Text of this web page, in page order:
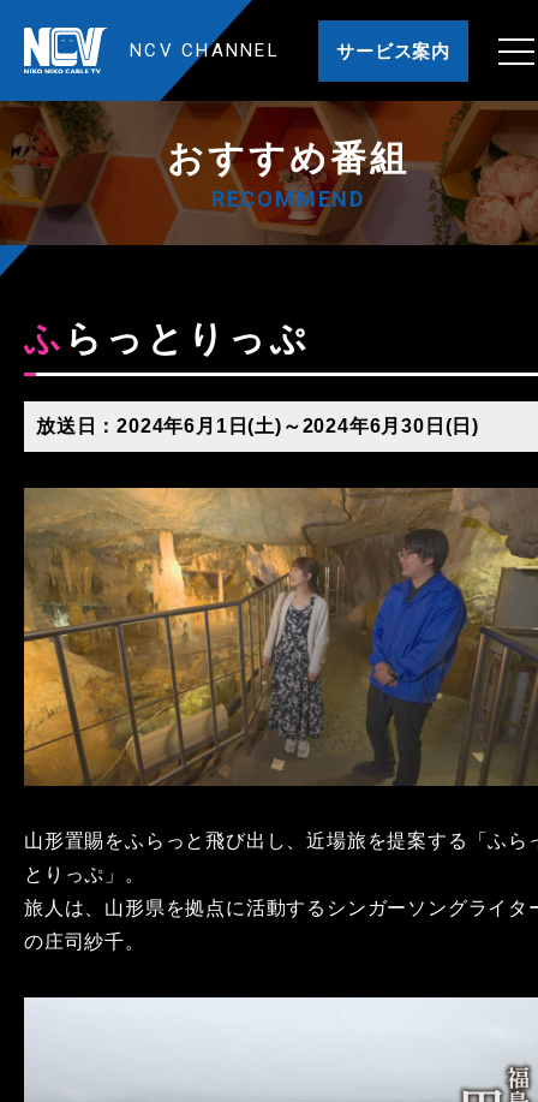
NCV CHANNEL サービス案内
おすすめ番組
RECOMMEND
ふらっとりっぷ
放送日：2024年6月1日(土)～2024年6月30日(日)
山形置賜をふらっと飛び出し、近場旅を提案する「ふら
とりっぷ」。
旅人は、山形県を拠点に活動するシンガーソングライタ
の庄司紗千。